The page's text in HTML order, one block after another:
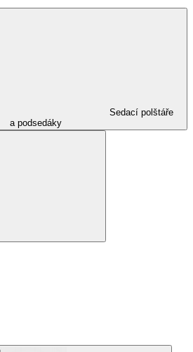
Sedací polštáře
a podsedáky